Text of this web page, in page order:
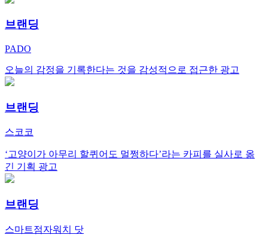
브랜딩
PADO
오늘의 감정을 기록한다는 것을 감성적으로 접근한 광고
브랜딩
스코코
‘고양이가 아무리 할퀴어도 멀쩡하다’라는 카피를 실사로 옮
긴 기획 광고
브랜딩
스마트점자워치 닷